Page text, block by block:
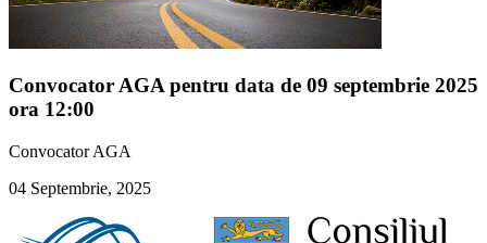
Convocator AGA pentru data de 09 septembrie 2025
ora 12:00
Convocator AGA
04 Septembrie, 2025